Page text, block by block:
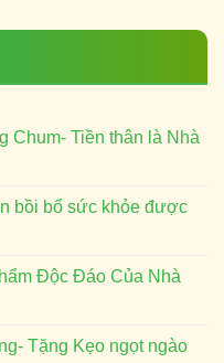
Chum- Tiền thân là Nhà
bồi bổ sức khỏe được
Độc Đáo Của Nhà
Tặng Kẹo ngọt ngào